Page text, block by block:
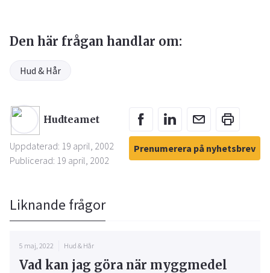
Den här frågan handlar om:
Hud & Hår
Hudteamet
Uppdaterad: 19 april, 2002
Publicerad: 19 april, 2002
Prenumerera på nyhetsbrev
Liknande frågor
5 maj, 2022 Hud & Hår
Vad kan jag göra när myggmedel